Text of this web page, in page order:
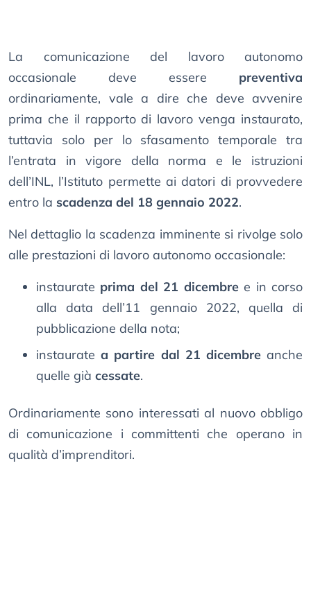
La comunicazione del lavoro autonomo
occasionale deve essere preventiva
ordinariamente, vale a dire che deve avvenire
prima che il rapporto di lavoro venga instaurato,
tuttavia solo per lo sfasamento temporale tra
l’entrata in vigore della norma e le istruzioni
dell’INL, l’Istituto permette ai datori di provvedere
entro la scadenza del 18 gennaio 2022.
Nel dettaglio la scadenza imminente si rivolge solo
alle prestazioni di lavoro autonomo occasionale:
instaurate prima del 21 dicembree in corso
alla data dell’11 gennaio 2022, quella di
pubblicazione della nota;
instauratea partire dal 21 dicembreanche
quelle già cessate.
Ordinariamente sono interessati al nuovo obbligo
di comunicazione i committenti che operano in
qualità d’imprenditori.